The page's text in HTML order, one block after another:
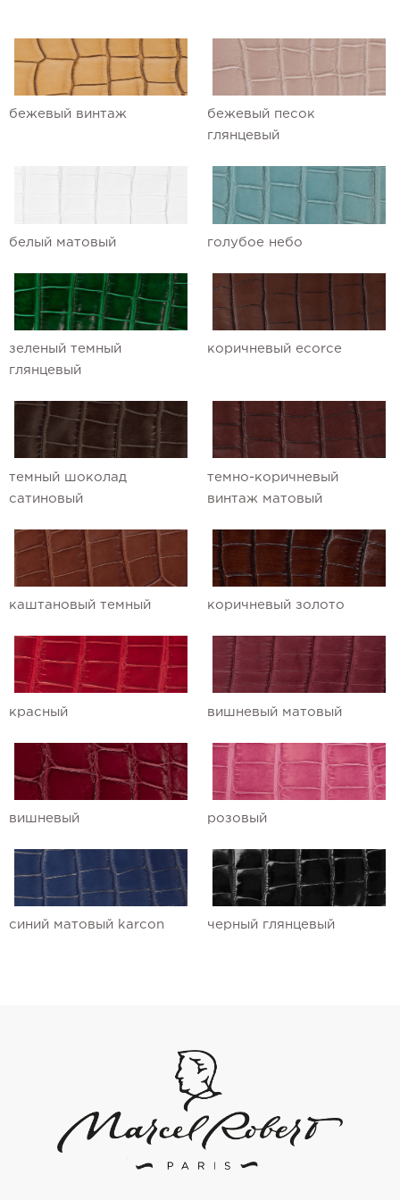
бежевый винтаж
бежевый песок
глянцевый
белый матовый голубое небо
зеленый темный
глянцевый
коричневый ecorce
темный шоколад
сатиновый
темно-коричневый
винтаж матовый
каштановый темный коричневый золото
красный вишневый матовый
вишневый розовый
синий матовый karcon черный глянцевый
Ремешки для часов Vacheron
Constantin
Ремешки для часов Zenith